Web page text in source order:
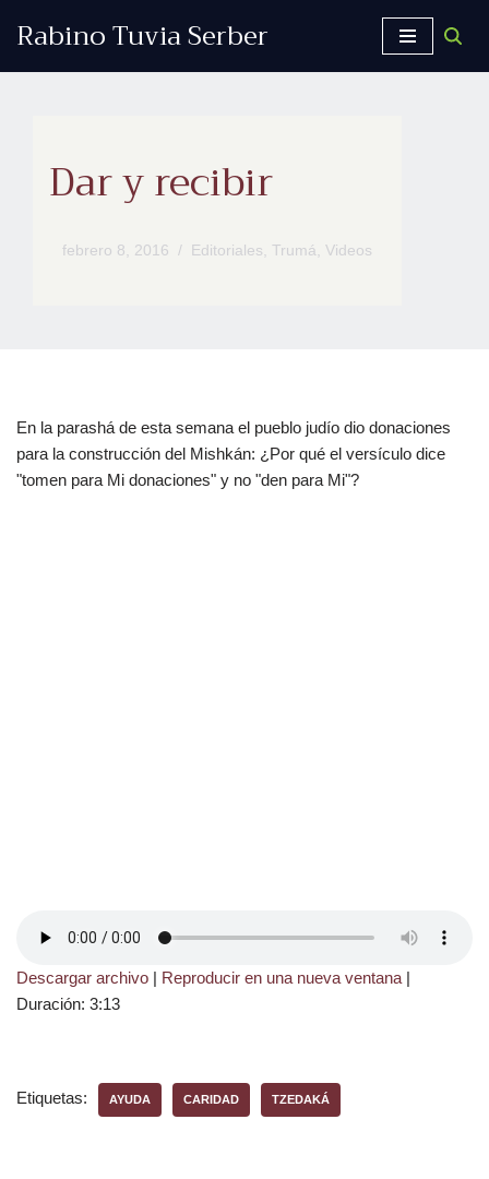
Rabino Tuvia Serber
Dar y recibir
febrero 8, 2016 Editoriales, Trumá, Videos
En la parashá de esta semana el pueblo judío dio donaciones
para la construcción del Mishkán: ¿Por qué el versículo dice
"tomen para Mi donaciones" y no "den para Mi"?
Descargar archivo | Reproducir en una nueva ventana |
Duración: 3:13
Etiquetas: AYUDA CARIDAD TZEDAKÁ